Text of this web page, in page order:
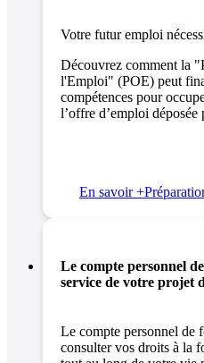
Votre futur emploi
Découvrez comment la
l'Emploi" (POE) peut
compétences pour
l’offre d’emploi
En savoir +
Le compte personnel
service de votre projet
Le compte personnel de
consulter vos droits à la